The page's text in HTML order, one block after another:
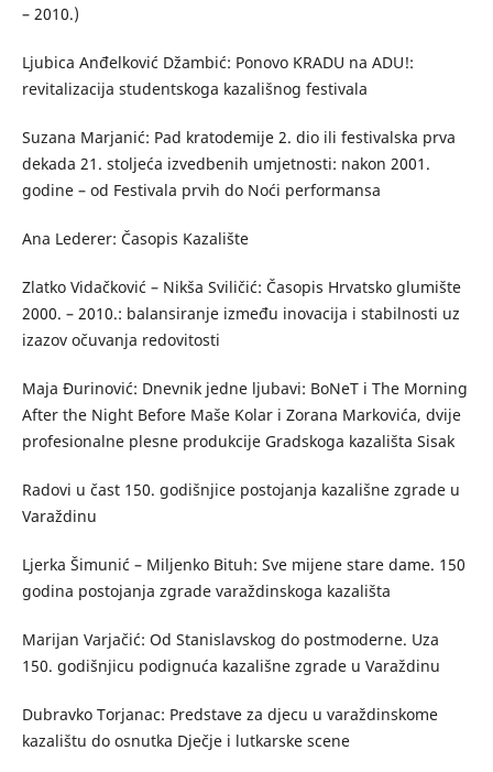
– 2010.)
Ljubica Anđelković Džambić: Ponovo KRADU na ADU!:
revitalizacija studentskoga kazališnog festivala
Suzana Marjanić: Pad kratodemije 2. dio ili festivalska prva
dekada 21. stoljeća izvedbenih umjetnosti: nakon 2001.
godine – od Festivala prvih do Noći performansa
Ana Lederer: Časopis Kazalište
Zlatko Vidačković – Nikša Sviličić: Časopis Hrvatsko glumište
2000. – 2010.: balansiranje između inovacija i stabilnosti uz
izazov očuvanja redovitosti
Maja Đurinović: Dnevnik jedne ljubavi: BoNeT i The Morning
After the Night Before Maše Kolar i Zorana Markovića, dvije
profesionalne plesne produkcije Gradskoga kazališta Sisak
Radovi u čast 150. godišnjice postojanja kazališne zgrade u
Varaždinu
Ljerka Šimunić – Miljenko Bituh: Sve mijene stare dame. 150
godina postojanja zgrade varaždinskoga kazališta
Marijan Varjačić: Od Stanislavskog do postmoderne. Uza
150. godišnjicu podignuća kazališne zgrade u Varaždinu
Dubravko Torjanac: Predstave za djecu u varaždinskome
kazalištu do osnutka Dječje i lutkarske scene